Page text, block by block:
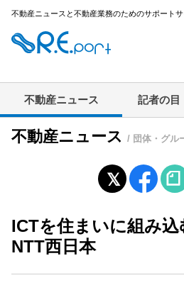
不動産ニュースと不動産業務のためのサポートサ
不動産ニュース 記者の目
不動産ニュース / 団体・グル
ICTを住まいに組み込
NTT西日本